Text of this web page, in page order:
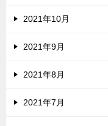
2021年10月
2021年9月
2021年8月
2021年7月